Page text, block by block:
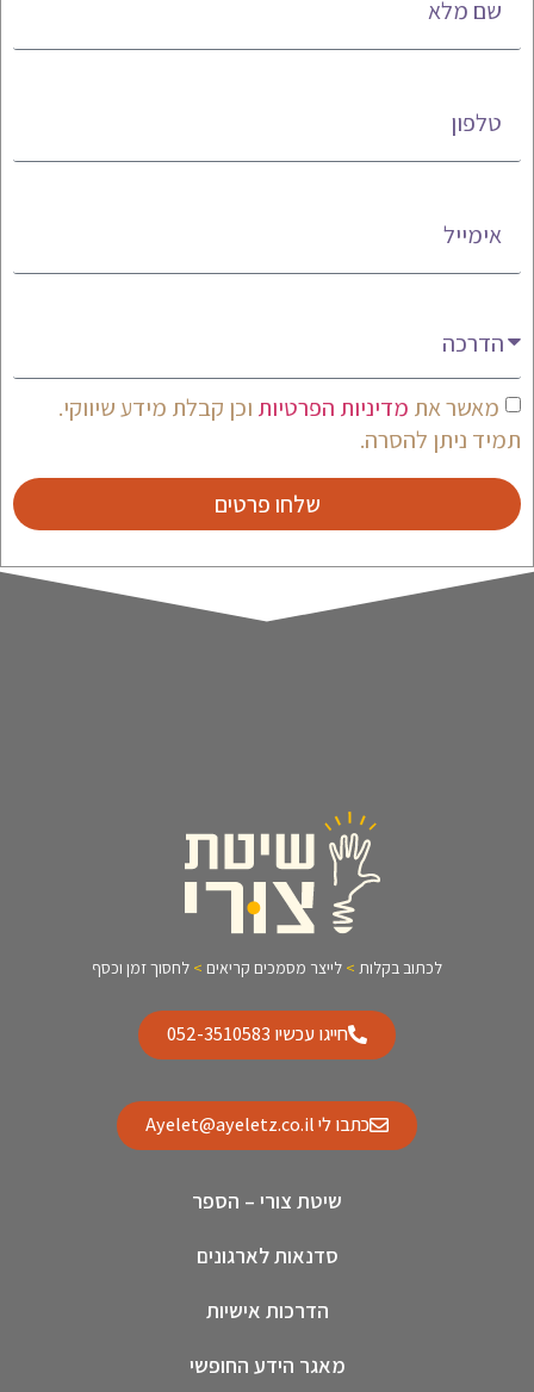
מאשר את מדיניות הפרטיות וכן קבלת מידע שיווקי.
תמיד ניתן להסרה.
שלחו פרטים
לכתוב בקלות > לייצר מסמכים קריאים > לחסוך זמן וכסף
חייגו עכשיו 052-3510583
כתבו לי Ayelet@ayeletz.co.il
שיטת צורי – הספר
סדנאות לארגונים
הדרכות אישיות
מאגר הידע החופשי